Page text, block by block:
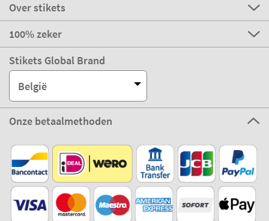
Over stikets
100% zeker
Stikets Global Brand
België
Onze betaalmethoden